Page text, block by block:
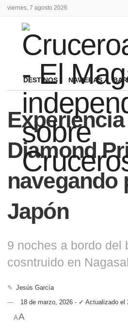
viernes, 7 agosto 2026
DESTINOS NAVIERAS
Diamond
navegando
Japón
9 noches a bordo del
cosntruido en
✎ Jesús García
18 de marzo, 2026 - ✓ Actualizado el
AA